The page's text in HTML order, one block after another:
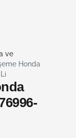
ve
Honda